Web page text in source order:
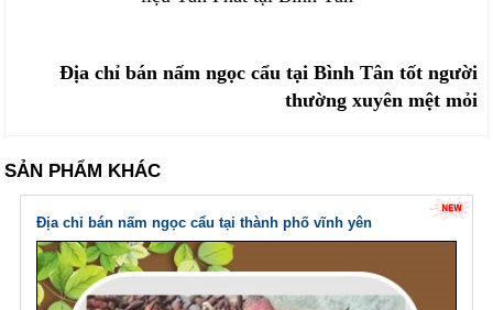
Địa chỉ bán nấm ngọc cẩu tại Bình Tân tốt người
thường xuyên mệt mỏi
SẢN PHẨM KHÁC
Địa chỉ bán nấm ngọc cẩu tại thành phố vĩnh yên